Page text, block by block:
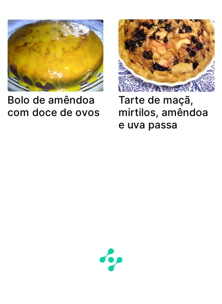
Bolo de amêndoa
com doce de ovos
Tarte de maçã,
mirtilos, amêndoa
e uva passa